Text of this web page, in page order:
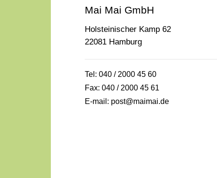
Mai Mai GmbH
Holsteinischer Kamp 62
22081 Hamburg
Tel: 040 / 2000 45 60
Fax: 040 / 2000 45 61
E-mail: post@maimai.de